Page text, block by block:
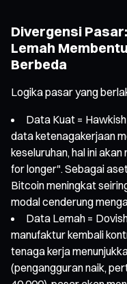
Divergensi
Lemah
Berbeda
Logika pasar yang
Data Kuat =
data ketenagakerjaan
keseluruhan, hal ini
for longer". Sebagai
Bitcoin meningkat
modal cenderung
Data Lemah =
manufaktur kembali
tenaga kerja
(pengangguran naik,